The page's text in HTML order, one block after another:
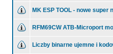
MK ESP TOOL - nowe super
RFM69CW ATB-Microport
Liczby binarne ujemne i